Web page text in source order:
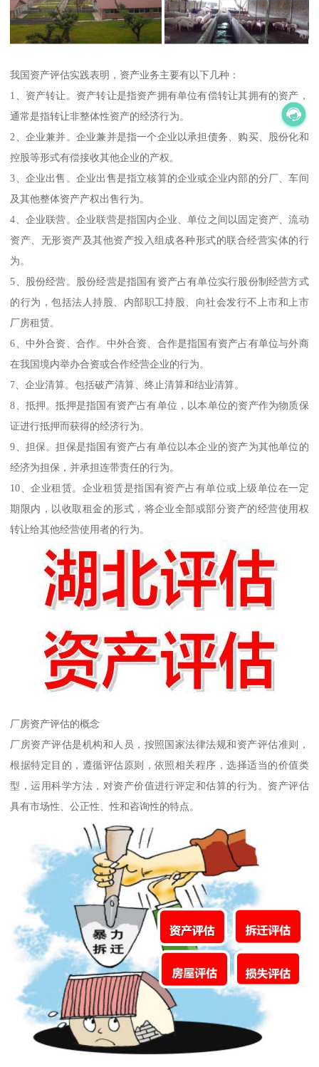
我国资产评估实践表明，资产业务主要有以下几种：
1、资产转让。资产转让是指资产拥有单位有偿转让其拥有的资产，
通常是指转让非整体性资产的经济行为。
2、企业兼并。企业兼并是指一个企业以承担债务、购买、股份化和
控股等形式有偿接收其他企业的产权。
3、企业出售。企业出售是指立核算的企业或企业内部的分厂、车间
及其他整体资产产权出售行为。
4、企业联营。企业联营是指国内企业、单位之间以固定资产、流动
资产、无形资产及其他资产投入组成各种形式的联合经营实体的行
为。
5、股份经营。股份经营是指国有资产占有单位实行股份制经营方式
的行为，包括法人持股、内部职工持股、向社会发行不上市和上市
厂房租赁。
6、中外合资、合作。中外合资、合作是指国有资产占有单位与外商
在我国境内举办合资或合作经营企业的行为。
7、企业清算。包括破产清算、终止清算和结业清算。
8、抵押。抵押是指国有资产占有单位，以本单位的资产作为物质保
证进行抵押而获得的经济行为。
9、担保。担保是指国有资产占有单位以本企业的资产为其他单位的
经济为担保，并承担连带责任的行为。
10、企业租赁。企业租赁是指国有资产占有单位或上级单位在一定
期限内，以收取租金的形式，将企业全部或部分资产的经营使用权
转让给其他经营使用者的行为。
厂房资产评估的概念
厂房资产评估是机构和人员，按照国家法律法规和资产评估准则，
根据特定目的，遵循评估原则，依照相关程序，选择适当的价值类
型，运用科学方法，对资产价值进行评定和估算的行为。资产评估
具有市场性、公正性、性和咨询性的特点。